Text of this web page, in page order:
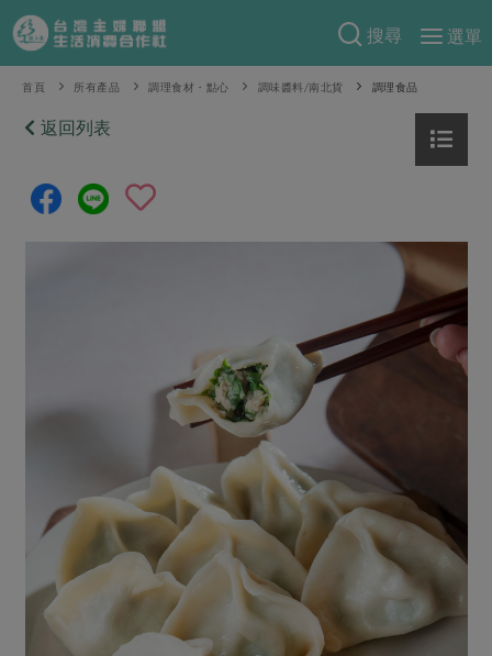
搜尋
選單
產品分類
當季蔬果
芽苗類
辛香料類
乳製品
米麵雜糧
畜產肉類 水產
水畜加工品
調理食材・點心
調味醬料/南北貨 烘焙
食譜料理
食材
料理方式
烘焙．點心
醬料
特別企畫
預購活動
2026年端午節預購圓滿結束
傳到心坎裡，誠心又澎派
合作25-經典快閃最後一週
合作25-精選產品第四彈
綠主張
一籃菜真心話
合作聯合國
生活提案
親子食育
廚房瑜伽
關注議題
減硝酸鹽 惜食
非基改運動 支持本土農糧
自主把關
首頁 所有產品 調理食材・點心 調味醬料/南北貨 調理食品
返回列表